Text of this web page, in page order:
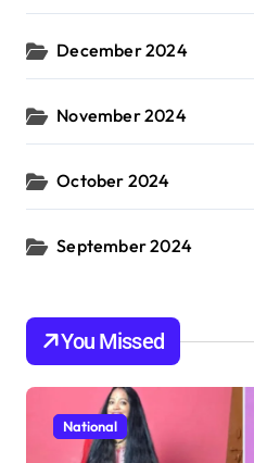
December 2024
November 2024
October 2024
September 2024
You Missed
National